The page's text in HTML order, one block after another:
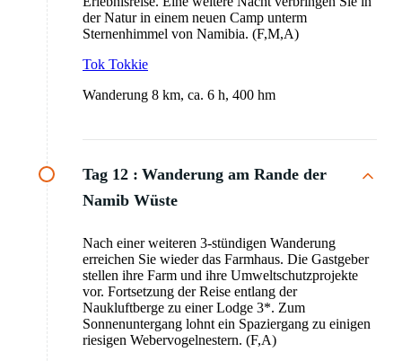
der Natur in einem neuen Camp unterm
Sternenhimmel von Namibia. (F,M,A)
Tok Tokkie
Wanderung 8 km, ca. 6 h, 400 hm
Tag 12 : Wanderung am Rande der
Namib Wüste
Nach einer weiteren 3-stündigen Wanderung
erreichen Sie wieder das Farmhaus. Die Gastgeber
stellen ihre Farm und ihre Umweltschutzprojekte
vor. Fortsetzung der Reise entlang der
Naukluftberge zu einer Lodge 3*. Zum
Sonnenuntergang lohnt ein Spaziergang zu einigen
riesigen Webervogelnestern. (F,A)